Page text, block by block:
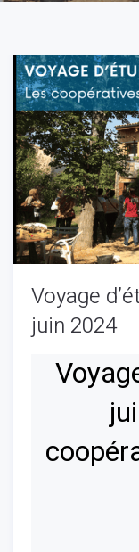
Voyage
juin 2024